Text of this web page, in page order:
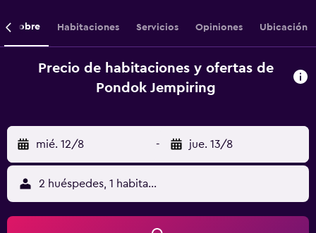
Sobre Habitaciones Servicios Opiniones Ubicación
Precio de habitaciones y ofertas de
Pondok Jempiring
mié. 12/8 - jue. 13/8
2 huéspedes, 1 habitación